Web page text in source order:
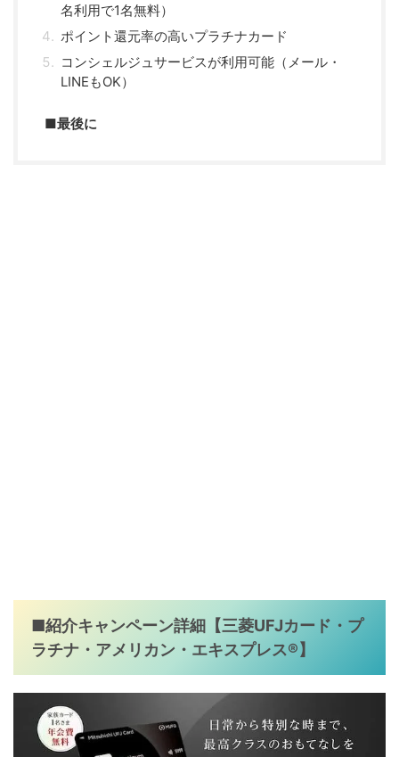
名利用で1名無料）
ポイント還元率の高いプラチナカード
コンシェルジュサービスが利用可能（メール・
LINEもOK）
■最後に
■紹介キャンペーン詳細 【三菱UFJカード・プ
ラチナ・アメリカン・エキスプレス®】